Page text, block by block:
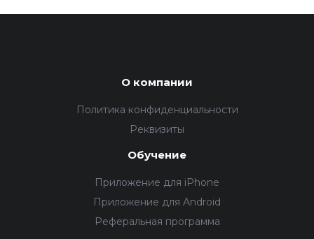
О компании
Политика конфиденциальности
Реквизиты
Обучение
Приложение для iPhone
Приложение для Android
Реферальная программа